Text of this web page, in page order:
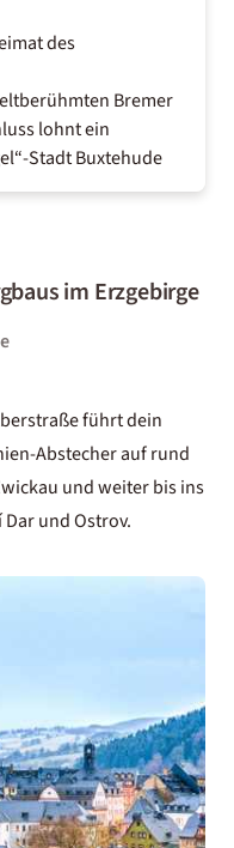
des
Bremer
lohnt ein
Stadt Buxtehude
im Erzgebirge
führt dein
Abstecher auf rund
und weiter bis ins
und Ostrov.